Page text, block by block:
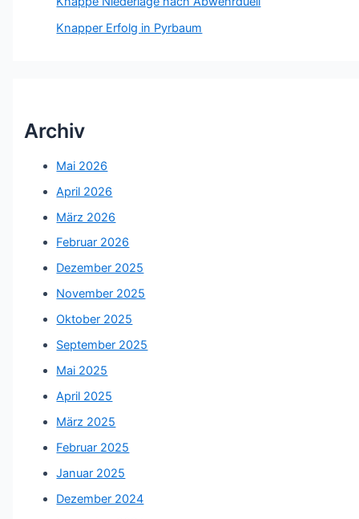
Knapper Erfolg in Pyrbaum
Archiv
Mai 2026
April 2026
März 2026
Februar 2026
Dezember 2025
November 2025
Oktober 2025
September 2025
Mai 2025
April 2025
März 2025
Februar 2025
Januar 2025
Dezember 2024